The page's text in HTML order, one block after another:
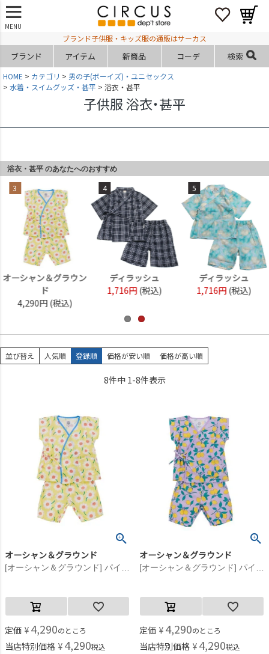
MENU
ブランド子供服・キッズ服の通販はサーカス
ブランド アイテム 新商品 コーデ 検索
HOME カテゴリ
男の子(ボーイズ)・ユニセックス
水着・スイムグッズ・甚平
浴衣・甚平
子供服 浴衣・甚平
浴衣・甚平 のあなたへのおすすめ
3
オーシャン＆グラウン
ド
4,290円 (税込)
4
ディラッシュ
1,716円(税込)
5
ディラッシュ
1,716円(税込)
並び替え 人気順 登録順 価格が安い順 価格が高い順
8件中 1-8件表示
オーシャン＆グラウンド
[オーシャン＆グラウンド] パイピングワイド甚平スーツ イエロー(YE)
定価 ¥ 4,290のところ
当店特別価格 ¥ 4,290税込
オーシャン＆グラウンド
[オーシャン＆グラウンド] パイピングワイド甚平スーツ ライトパープル(LP)
定価 ¥ 4,290のところ
当店特別価格 ¥ 4,290税込